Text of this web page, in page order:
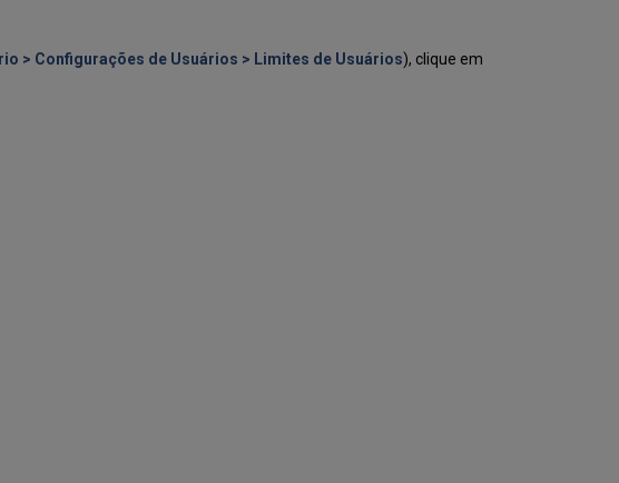
> Configurações de Usuários > Limites de Usuários), clique em